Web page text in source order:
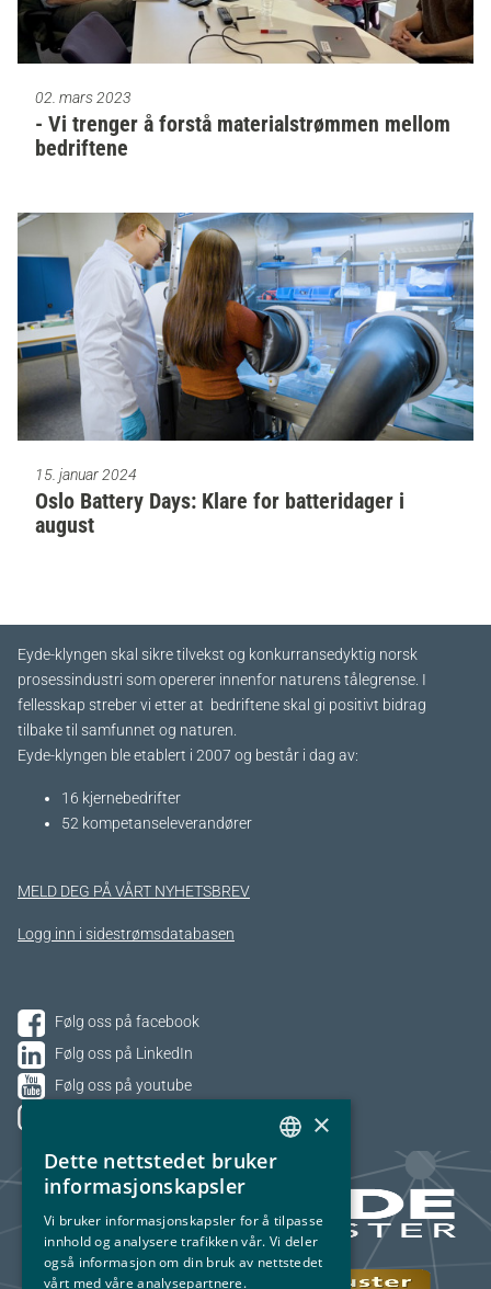
02. mars 2023
- Vi trenger å forstå materialstrømmen mellom
bedriftene
15. januar 2024
Oslo Battery Days: Klare for batteridager i
august
Eyde-klyngen skal sikre tilvekst og konkurransedyktig norsk
prosessindustri som opererer innenfor naturens tålegrense. I
fellesskap streber vi etter at bedriftene skal gi positivt bidrag
tilbake til samfunnet og naturen.
Eyde-klyngen ble etablert i 2007 og består i dag av:
16 kjernebedrifter​
52 kompetanseleverandører
MELD DEG PÅ VÅRT NYHETSBREV
Logg inn i sidestrømsdatabasen
Følg oss på facebook
Følg oss på LinkedIn
Følg oss på youtube
NORWEGIAN
×
Dette nettstedet bruker
informasjonskapsler
Vi bruker informasjonskapsler for å tilpasse
innhold og analysere trafikken vår. Vi deler
også informasjon om din bruk av nettstedet
vårt med våre analysepartnere.